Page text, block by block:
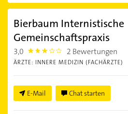
Bierbaum Internistische
Gemeinschaftspraxis
3,0 3.0 2 Bewertungen
ÄRZTE: INNERE MEDIZIN (FACHÄRZTE)
E-Mail Chat starten